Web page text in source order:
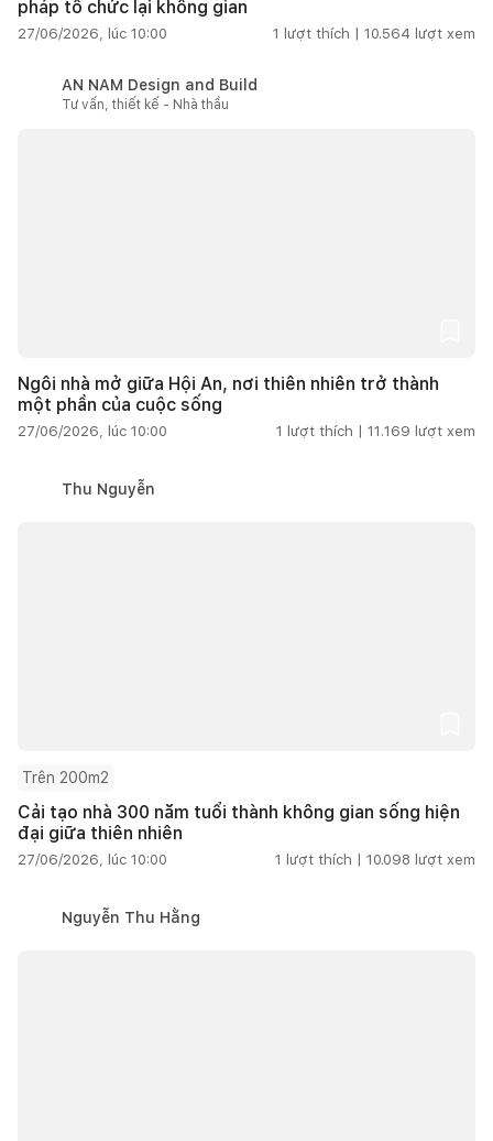
pháp tổ chức lại không gian
27/06/2026, lúc 10:00 1 lượt thích | 10.564 lượt xem
AN NAM Design and Build
Tư vấn, thiết kế - Nhà thầu
Ngôi nhà mở giữa Hội An, nơi thiên nhiên trở thành
một phần của cuộc sống
27/06/2026, lúc 10:00 1 lượt thích | 11.169 lượt xem
Thu Nguyễn
Trên 200m2
Cải tạo nhà 300 năm tuổi thành không gian sống hiện
đại giữa thiên nhiên
27/06/2026, lúc 10:00 1 lượt thích | 10.098 lượt xem
Nguyễn Thu Hằng